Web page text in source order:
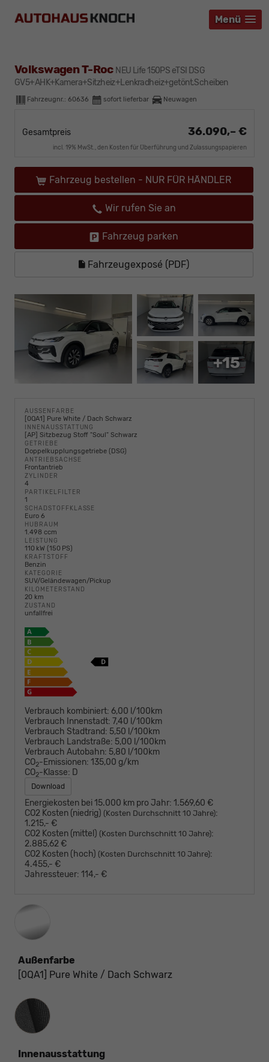
Menü
Menü
Menü
Volkswagen T-Roc NEU Life 150PS eTSI DSG
GV5+AHK+Kamera+Sitzheiz+Lenkradheiz+getönt.Scheiben
Fahrzeugnr.: 60636 sofort lieferbar Neuwagen
Gesamtpreis 36.090,– €
incl. 19% MwSt., den Kosten für Überführung und Zulassungspapieren
Fahrzeug bestellen - NUR FÜR HÄNDLER
Wir rufen Sie an
Fahrzeug parken
Fahrzeugexposé (PDF)
+15
AUSSENFARBE
[0QA1] Pure White / Dach Schwarz
INNENAUSSTATTUNG
[AP] Sitzbezug Stoff "Soul" Schwarz
GETRIEBE
Doppelkupplungsgetriebe (DSG)
ANTRIEBSACHSE
Frontantrieb
ZYLINDER
4
PARTIKELFILTER
1
SCHADSTOFFKLASSE
Euro 6
HUBRAUM
1.498 ccm
LEISTUNG
110 kW (150 PS)
KRAFTSTOFF
Benzin
KATEGORIE
SUV/Geländewagen/Pickup
KILOMETERSTAND
20 km
ZUSTAND
unfallfrei
Verbrauch kombiniert: 6,00 l/100km
Verbrauch Innenstadt: 7,40 l/100km
Verbrauch Stadtrand: 5,50 l/100km
Verbrauch Landstraße: 5,00 l/100km
Verbrauch Autobahn: 5,80 l/100km
CO2-Emissionen: 135,00 g/km
CO2-Klasse: D
Download
Energiekosten bei 15.000 km pro Jahr: 1.569,60 €
CO2 Kosten (niedrig) (Kosten Durchschnitt 10 Jahre):
1.215,- €
CO2 Kosten (mittel) (Kosten Durchschnitt 10 Jahre):
2.885,62 €
CO2 Kosten (hoch) (Kosten Durchschnitt 10 Jahre):
4.455,- €
Jahressteuer: 114,- €
Außenfarbe
[0QA1] Pure White / Dach Schwarz
Innenausstattung
Innenausstattung